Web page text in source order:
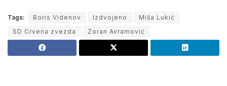
Tags: Boris Videnov Izdvojeno
Miša Lukić
SD Crvena zvezda
Zoran Avramović